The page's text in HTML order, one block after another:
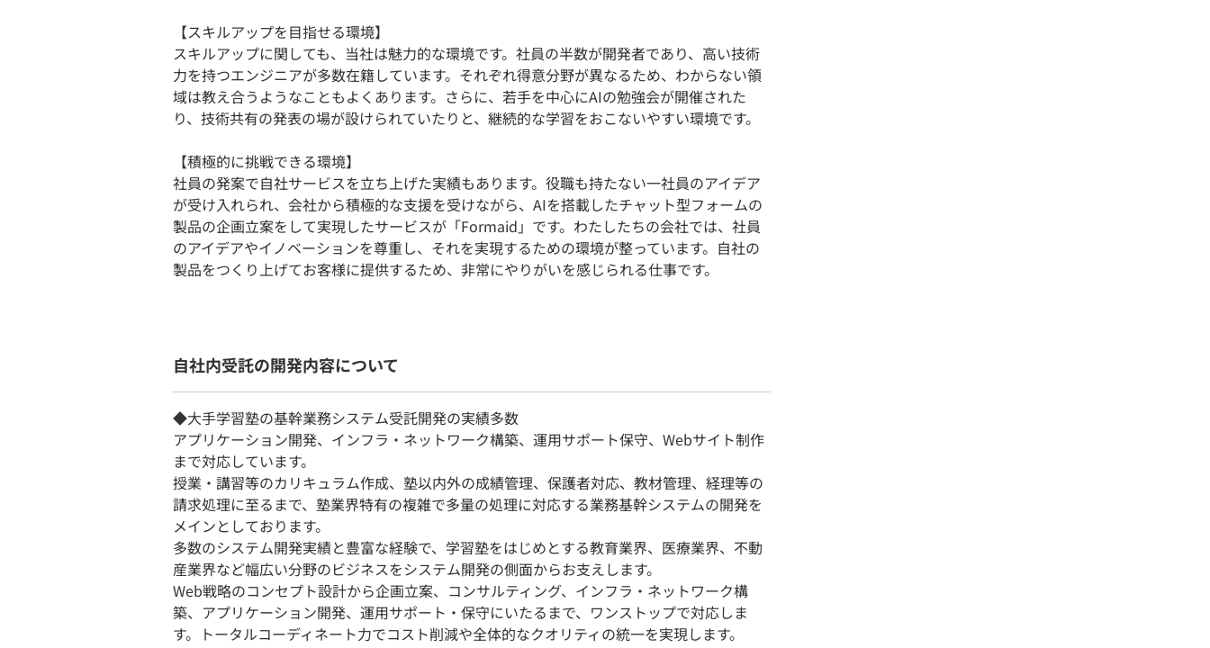
【スキルアップを目指せる環境】
スキルアップに関しても、当社は魅力的な環境です。社員の半数が開発者であり、高い技術
力を持つエンジニアが多数在籍しています。それぞれ得意分野が異なるため、わからない領
域は教え合うようなこともよくあります。さらに、若手を中心にAIの勉強会が開催された
り、技術共有の発表の場が設けられていたりと、継続的な学習をおこないやすい環境です。
【積極的に挑戦できる環境】
社員の発案で自社サービスを立ち上げた実績もあります。役職も持たない一社員のアイデア
が受け入れられ、会社から積極的な支援を受けながら、AIを搭載したチャット型フォームの
製品の企画立案をして実現したサービスが「Formaid」です。わたしたちの会社では、社員
のアイデアやイノベーションを尊重し、それを実現するための環境が整っています。自社の
製品をつくり上げてお客様に提供するため、非常にやりがいを感じられる仕事です。
自社内受託の開発内容について
◆大手学習塾の基幹業務システム受託開発の実績多数
アプリケーション開発、インフラ・ネットワーク構築、運用サポート保守、Webサイト制作
まで対応しています。
授業・講習等のカリキュラム作成、塾以内外の成績管理、保護者対応、教材管理、経理等の
請求処理に至るまで、塾業界特有の複雑で多量の処理に対応する業務基幹システムの開発を
メインとしております。
多数のシステム開発実績と豊富な経験で、学習塾をはじめとする教育業界、医療業界、不動
産業界など幅広い分野のビジネスをシステム開発の側面からお支えします。
Web戦略のコンセプト設計から企画立案、コンサルティング、インフラ・ネットワーク構
築、アプリケーション開発、運用サポート・保守にいたるまで、ワンストップで対応しま
す。トータルコーディネート力でコスト削減や全体的なクオリティの統一を実現します。